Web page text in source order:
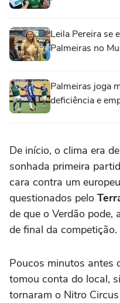
Leila Pereira se
Palmeiras no
Palmeiras joga
deficiência e
De início, o clima era
sonhada primeira
cara contra um
questionados pelo
de que o Verdão pode,
de final da competição.
Poucos minutos antes
tomou conta do local,
tornaram o Nitro